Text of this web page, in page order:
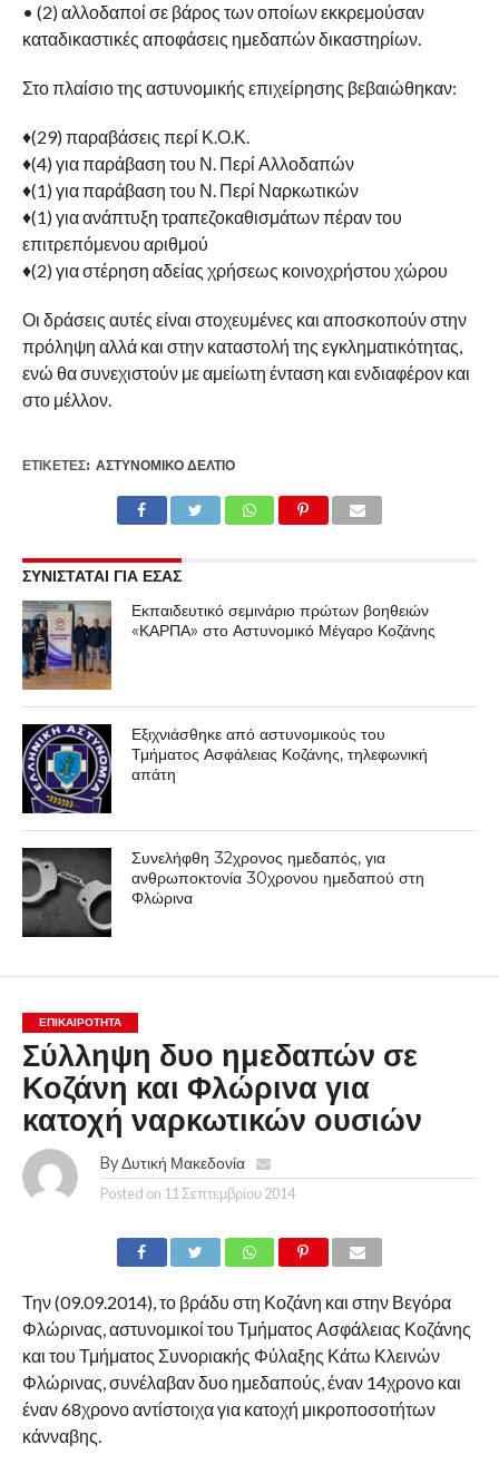
• (2) αλλοδαποί σε βάρος των οποίων εκκρεμούσαν
καταδικαστικές αποφάσεις ημεδαπών δικαστηρίων.
Στο πλαίσιο της αστυνομικής επιχείρησης βεβαιώθηκαν:
♦(29) παραβάσεις περί Κ.Ο.Κ.
♦(4) για παράβαση του Ν. Περί Αλλοδαπών
♦(1) για παράβαση του Ν. Περί Ναρκωτικών
♦(1) για ανάπτυξη τραπεζοκαθισμάτων πέραν του
επιτρεπόμενου αριθμού
♦(2) για στέρηση αδείας χρήσεως κοινοχρήστου χώρου
Οι δράσεις αυτές είναι στοχευμένες και αποσκοπούν στην
πρόληψη αλλά και στην καταστολή της εγκληματικότητας,
ενώ θα συνεχιστούν με αμείωτη ένταση και ενδιαφέρον και
στο μέλλον.
ΕΤΙΚΕΤΕΣ: ΑΣΤΥΝΟΜΙΚΌ ΔΕΛΤΊΟ
ΣΥΝΙΣΤΑΤΑΙ ΓΙΑ ΕΣΑΣ
Εκπαιδευτικό σεμινάριο πρώτων βοηθειών
«ΚΑΡΠΑ» στο Αστυνομικό Μέγαρο Κοζάνης
Εξιχνιάσθηκε από αστυνομικούς του
Τμήματος Ασφάλειας Κοζάνης, τηλεφωνική
απάτη
Συνελήφθη 32χρονος ημεδαπός, για
ανθρωποκτονία 30χρονου ημεδαπού στη
Φλώρινα
ΕΠΙΚΑΙΡΟΤΗΤΑ
Σύλληψη δυο ημεδαπών σε
Κοζάνη και Φλώρινα για
κατοχή ναρκωτικών ουσιών
By Δυτική Μακεδονία
Posted on 11 Σεπτεμβρίου 2014
Την (09.09.2014), το βράδυ στη Κοζάνη και στην Βεγόρα
Φλώρινας, αστυνομικοί του Τμήματος Ασφάλειας Κοζάνης
και του Τμήματος Συνοριακής Φύλαξης Κάτω Κλεινών
Φλώρινας, συνέλαβαν δυο ημεδαπούς, έναν 14χρονο και
έναν 68χρονο αντίστοιχα για κατοχή μικροποσοτήτων
κάνναβης.